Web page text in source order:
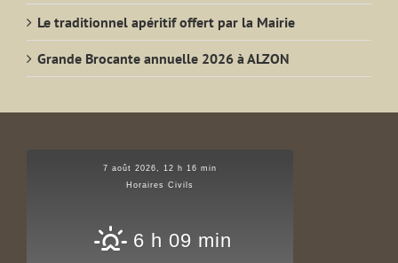
Le traditionnel apéritif offert par la Mairie
Grande Brocante annuelle 2026 à ALZON
7 août 2026, 12 h 16 min
Horaires Civils
6 h 09 min